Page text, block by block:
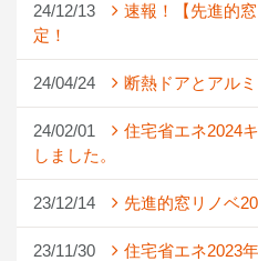
24/12/13
速報！【先進的
定！
24/04/24 断熱ドアとアル
24/02/01
住宅省エネ2024
しました。
23/12/14 先進的窓リノベ
23/11/30
住宅省エネ2023